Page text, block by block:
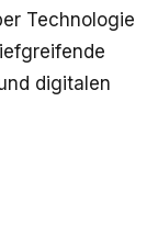
Technologie
digitalen